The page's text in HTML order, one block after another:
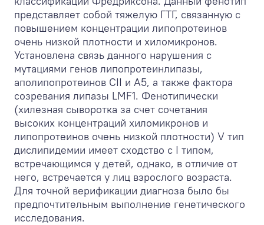
представляет собой тяжелую ГТГ, связанную с
повышением концентрации липопротеинов
очень низкой плотности и хиломикронов.
Установлена связь данного нарушения с
мутациями генов липопротеинлипазы,
аполипопротеинов CII и А5, а также фактора
созревания липазы LMF1. Фенотипически
(хилезная сыворотка за счет сочетания
высоких концентраций хиломикронов и
липопротеинов очень низкой плотности) V тип
дислипидемии имеет сходство с I типом,
встречающимся у детей, однако, в отличие от
него, встречается у лиц взрослого возраста.
Для точной верификации диагноза было бы
предпочтительным выполнение генетического
исследования.